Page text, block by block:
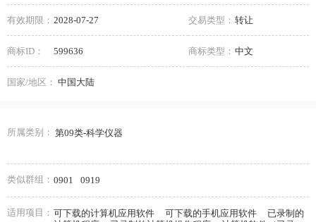
有效期限： 2028-07-27 交易类型： 转让
商标ID： 599636 商标类型： 中文
国家/地区： 中国大陆
所属类别： 第09类-科学仪器
类似群组： 0901 0919
适用项目： 可下载的计算机应用软件 可下载的手机应用软件
已录制的